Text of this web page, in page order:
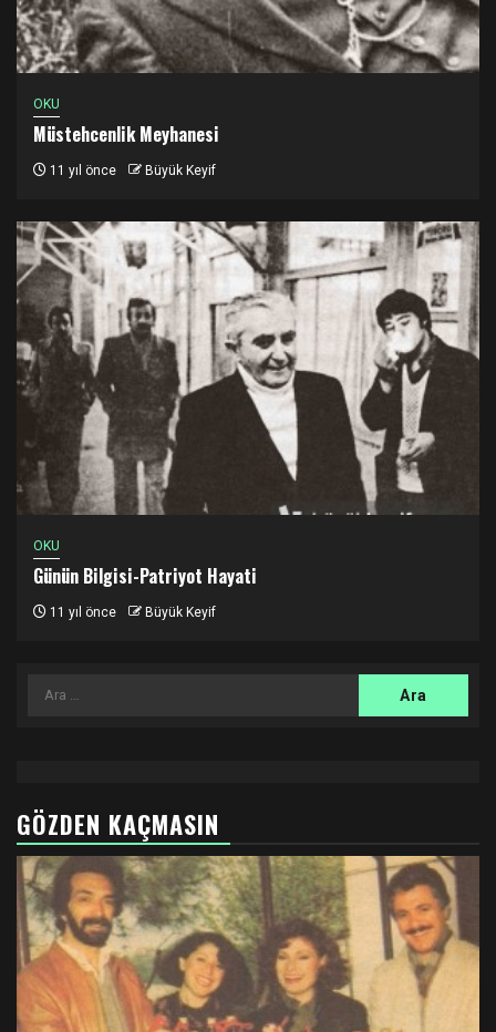
OKU
Müstehcenlik Meyhanesi
11 yıl önce Büyük Keyif
OKU
Günün Bilgisi-Patriyot Hayati
11 yıl önce Büyük Keyif
Arama:
GÖZDEN KAÇMASIN